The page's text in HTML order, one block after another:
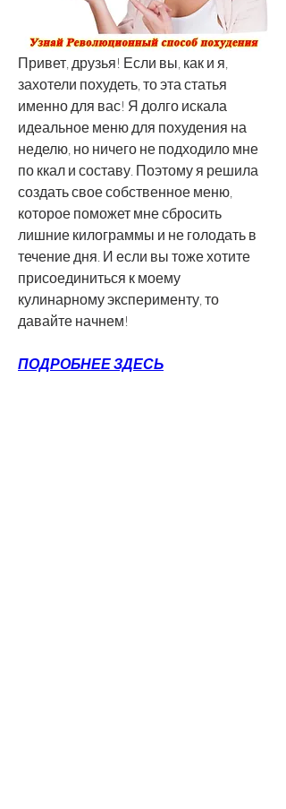
Привет, друзья! Если вы, как и я,
захотели похудеть, то эта статья
именно для вас! Я долго искала
идеальное меню для похудения на
неделю, но ничего не подходило мне
по ккал и составу. Поэтому я решила
создать свое собственное меню,
которое поможет мне сбросить
лишние килограммы и не голодать в
течение дня. И если вы тоже хотите
присоединиться к моему
кулинарному эксперименту, то
давайте начнем!
ПОДРОБНЕЕ ЗДЕСЬ